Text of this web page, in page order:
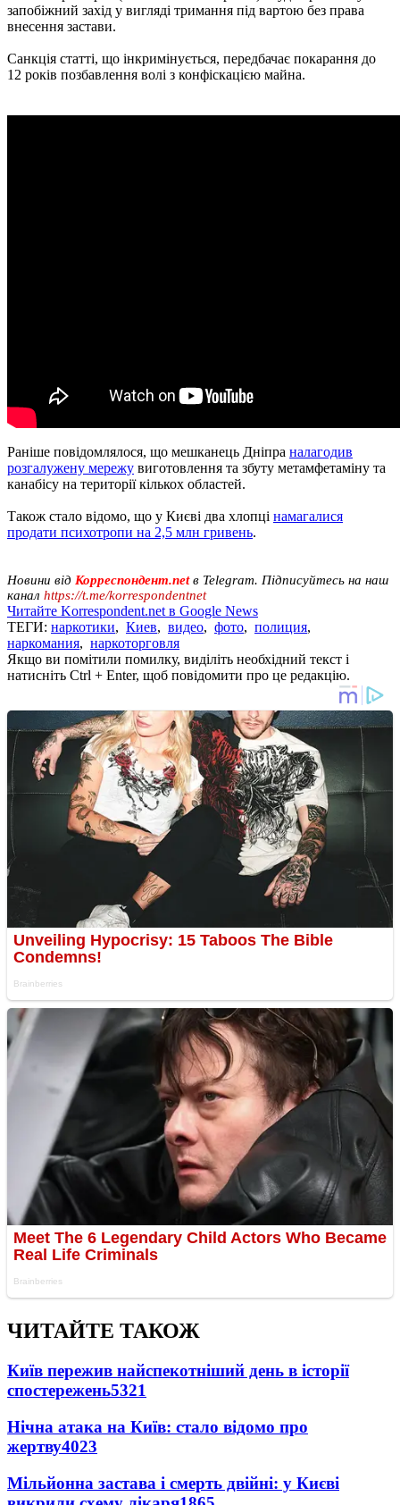
запобіжний захід у вигляді тримання під вартою без права
внесення застави.
Санкція статті, що інкримінується, передбачає покарання до
12 років позбавлення волі з конфіскацією майна.
Раніше повідомлялося, що мешканець Дніпра налагодив
розгалужену мережу виготовлення та збуту метамфетаміну та
канабісу на території кількох областей.
Також стало відомо, що у Києві два хлопці намагалися
продати психотропи на 2,5 млн гривень.
Новини від Корреспондент.netв Telegram. Підписуйтесь на наш
канал https://t.me/korrespondentnet
Читайте Korrespondent.net в Google News
ТЕГИ: наркотики, Киев, видео, фото, полиция,
наркомания, наркоторговля
Якщо ви помітили помилку, виділіть необхідний текст і
натисніть Ctrl + Enter, щоб повідомити про це редакцію.
ЧИТАЙТЕ ТАКОЖ
Київ пережив найспекотніший день в історії
спостережень5321
Нічна атака на Київ: стало відомо про
жертву4023
Мільйонна застава і смерть двійні: у Києві